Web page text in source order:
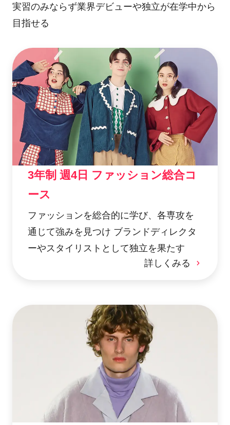
実習のみならず業界デビューや独立が在学中から
目指せる
3年制 週4日 ファッション総合コ
ース
ファッションを総合的に学び、各専攻を
通じて強みを見つけ ブランドディレクタ
ーやスタイリストとして独立を果たす
詳しくみる